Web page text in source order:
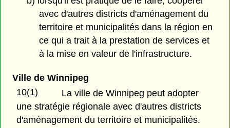
avec d'autres districts d'aménagement du
territoire et municipalités dans la région en
ce qui a trait à la prestation de services et
à la mise en valeur de l'infrastructure.
Ville de Winnipeg
10(1)
La ville de Winnipeg peut adopter
une stratégie régionale avec d'autres districts
d'aménagement du territoire et municipalités.